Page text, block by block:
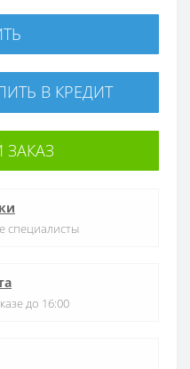
В КРЕДИТ
специалисты
до 16:00